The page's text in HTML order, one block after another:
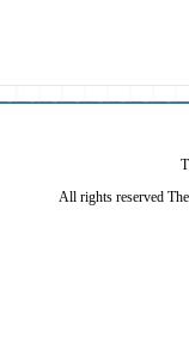
All rights reserved